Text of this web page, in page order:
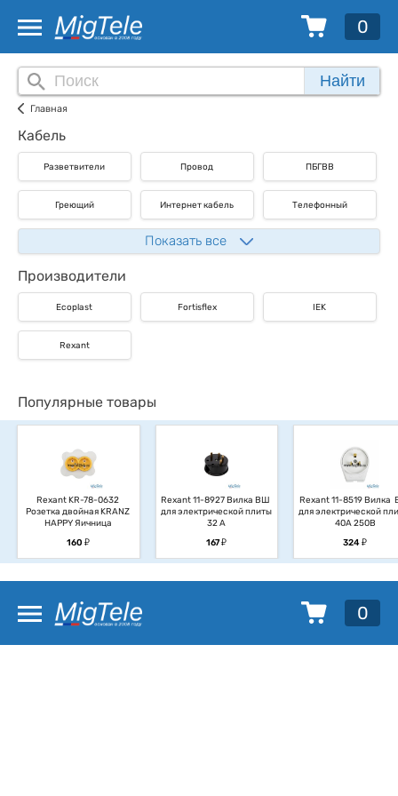
0
Найти
Главная
Кабель
Разветвители Провод ПБГВВ
Греющий Интернет кабель Телефонный
Показать все
Производители
Ecoplast Fortisflex IEK
Rexant
Популярные товары
Rexant KR-78-0632
Розетка двойная KRANZ
HAPPY Яичница
160у
Rexant 11-8927 Вилка ВШ
для электрической плиты
32 А
167у
Rexant 11-8519 Вилка
для электрической
40А 250В
324у
0